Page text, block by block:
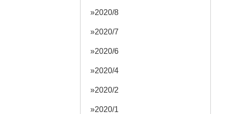
2020/8
2020/7
2020/6
2020/4
2020/2
2020/1